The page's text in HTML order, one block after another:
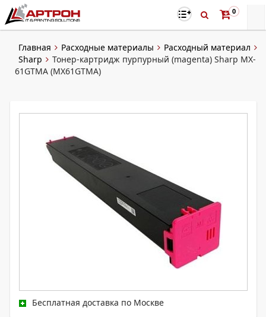
0
Главная Расходные материалы
Расходный материал
Sharp
Тонер-картридж пурпурный (magenta) Sharp MX-
61GTMA (MX61GTMA)
Бесплатная доставка по Москве